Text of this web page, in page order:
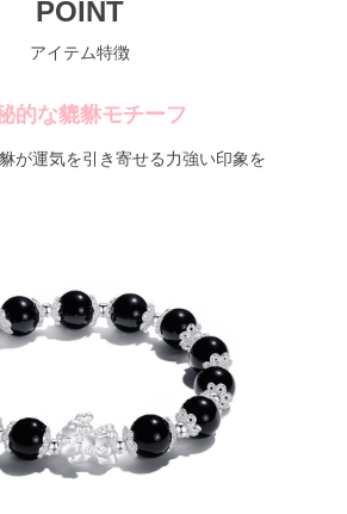
POINT
アイテム特徴
的な貔貅モチーフ
が運気を引き寄せる力強い印象を